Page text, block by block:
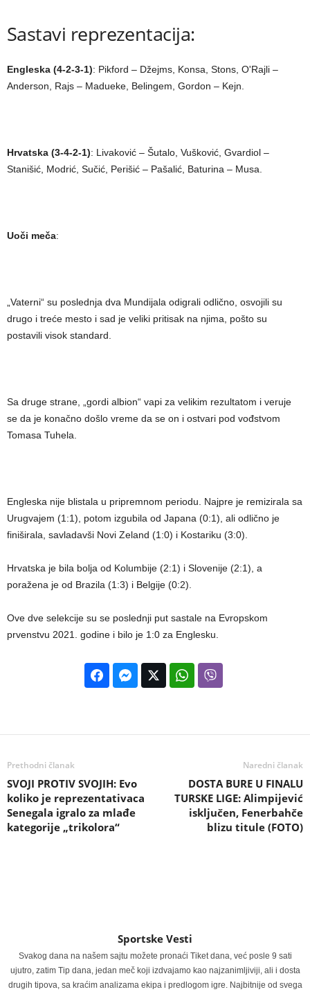
Sastavi reprezentacija:
Engleska (4-2-3-1): Pikford – Džejms, Konsa, Stons, O'Rajli –
Anderson, Rajs – Madueke, Belingem, Gordon – Kejn.
Hrvatska (3-4-2-1): Livaković – Šutalo, Vušković, Gvardiol –
Stanišić, Modrić, Sučić, Perišić – Pašalić, Baturina – Musa.
Uoči meča:
„Vaterni“ su poslednja dva Mundijala odigrali odlično, osvojili su
drugo i treće mesto i sad je veliki pritisak na njima, pošto su
postavili visok standard.
Sa druge strane, „gordi albion“ vapi za velikim rezultatom i veruje
se da je konačno došlo vreme da se on i ostvari pod vođstvom
Tomasa Tuhela.
Engleska nije blistala u pripremnom periodu. Najpre je remizirala sa
Urugvajem (1:1), potom izgubila od Japana (0:1), ali odlično je
finiširala, savladavši Novi Zeland (1:0) i Kostariku (3:0).
Hrvatska je bila bolja od Kolumbije (2:1) i Slovenije (2:1), a
poražena je od Brazila (1:3) i Belgije (0:2).
Ove dve selekcije su se poslednji put sastale na Evropskom
prvenstvu 2021. godine i bilo je 1:0 za Englesku.
Prethodni članak
SVOJI PROTIV SVOJIH: Evo
koliko je reprezentativaca
Senegala igralo za mlađe
kategorije „trikolora“
Naredni članak
DOSTA BURE U FINALU
TURSKE LIGE: Alimpijević
isključen, Fenerbahče
blizu titule (FOTO)
Sportske Vesti
Svakog dana na našem sajtu možete pronaći Tiket dana, već posle 9 sati
ujutro, zatim Tip dana, jedan meč koji izdvajamo kao najzanimljiviji, ali i dosta
drugih tipova, sa kraćim analizama ekipa i predlogom igre. Najbitnije od svega